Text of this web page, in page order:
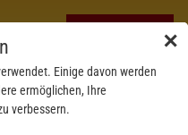
✕
Einige davon werden
ermöglichen, Ihre
verbessern.